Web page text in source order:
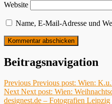
Website
Name, E-Mail-Adresse und
Beitragsnavigation
Previous Previous post: Wien:
Next Next post: Wien:
designest.de – Fotografien Leipzig